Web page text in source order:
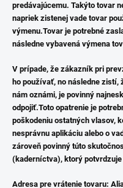
predávajúcemu. Takýto tovar
napriek zistenej vade tovar
výmenu.Tovar je potrebné
následne vybavená výmena
V prípade, že zákazník pri
ho používať, no následne
nám oznámi, je povinný
odpojiť.Toto opatrenie je
poškodeniu ostatných vlasov,
nesprávnu aplikáciu alebo o
zároveň povinný túto
(kaderníctva), ktorý potvrdzuje
Adresa pre vrátenie tovaru: